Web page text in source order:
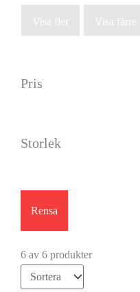
Visa fler Visa färre
Pris
Storlek
Rensa
6 av 6 produkter